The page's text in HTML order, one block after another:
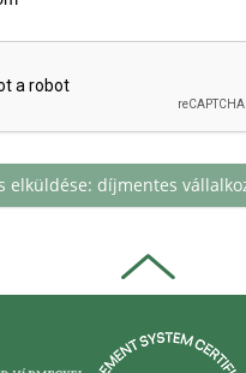
elküldése: díjmentes